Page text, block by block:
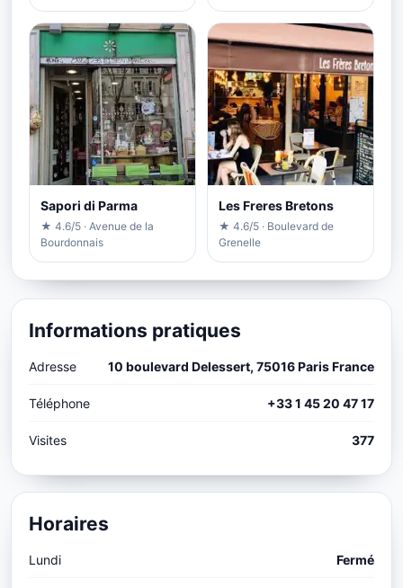
Sapori di Parma
★ 4.6/5 · Avenue de la
Bourdonnais
Les Freres Bretons
★ 4.6/5 · Boulevard de
Grenelle
Informations pratiques
Adresse 10 boulevard Delessert, 75016 Paris France
Téléphone +33 1 45 20 47 17
Visites 377
Horaires
Lundi Fermé